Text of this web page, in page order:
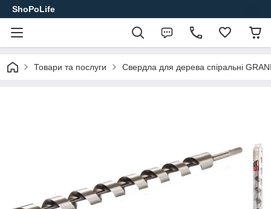
ShoPoLife
Товари та послуги Свердла для дерева спіральні